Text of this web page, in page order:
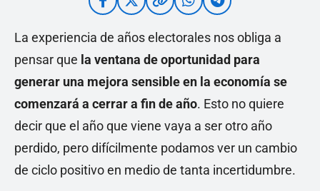
La experiencia de años electorales nos obliga a
pensar que la ventana de oportunidad para
generar una mejora sensible en la economía se
comenzará a cerrar a fin de año. Esto no quiere
decir que el año que viene vaya a ser otro año
perdido, pero difícilmente podamos ver un cambio
de ciclo positivo en medio de tanta incertidumbre.